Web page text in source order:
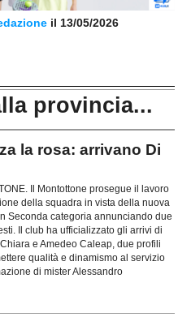
il 13/05/2026
provincia...
la rosa: arrivano Di
Il Montottone prosegue il lavoro
della squadra in vista della nuova
Seconda categoria annunciando due
Il club ha ufficializzato gli arrivi di
e Amedeo Caleap, due profili
qualità e dinamismo al servizio
di mister Alessandro